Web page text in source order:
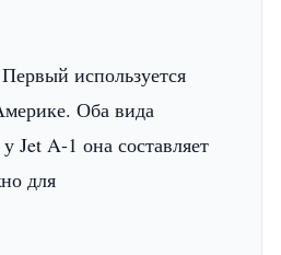
используется
Оба вида
Jet A-1 она составляет
для